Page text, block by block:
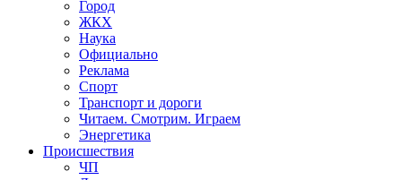
Город
ЖКХ
Наука
Официально
Реклама
Спорт
Транспорт и дороги
Читаем. Смотрим. Играем
Энергетика
Происшествия
ЧП